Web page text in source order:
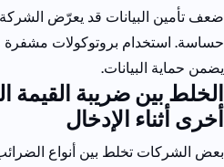
ضعف تأمين البيانات قد يعرّض
حساسة. استخدام بروتوكولات
يضمن حماية البيانات.
الخلط بين ضريبة القيمة
أخرى أثناء الإدخال
بعض الشركات تخلط بين أنواع